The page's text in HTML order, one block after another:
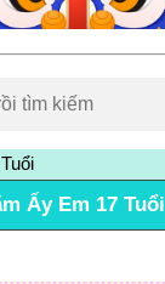
Ấy Em 17 Tuổi